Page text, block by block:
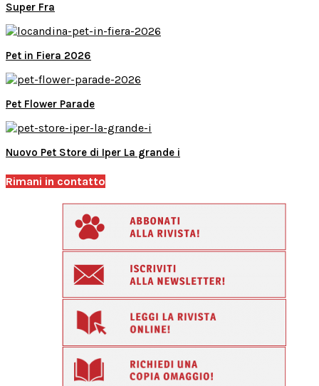
Super Fra
Pet in Fiera 2026
Pet Flower Parade
Nuovo Pet Store di Iper La grande i
Rimani in contatto